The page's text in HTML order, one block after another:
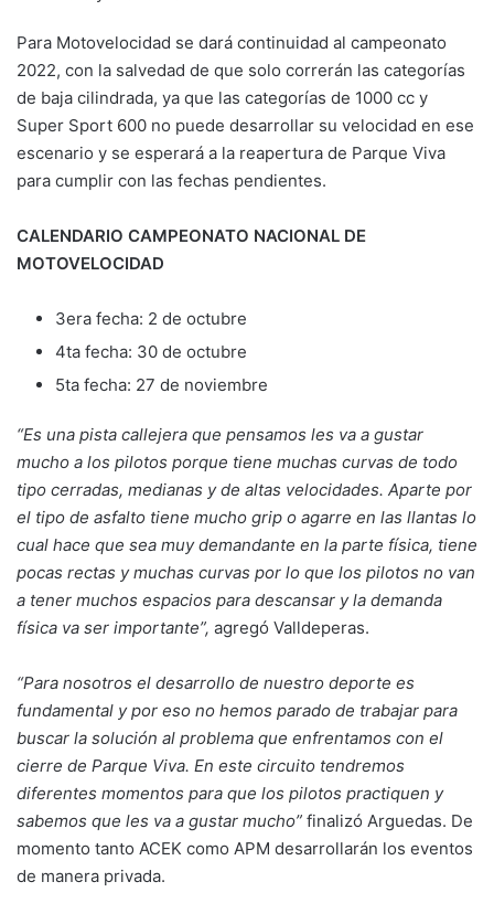
Para Motovelocidad se dará continuidad al campeonato
2022, con la salvedad de que solo correrán las categorías
de baja cilindrada, ya que las categorías de 1000 cc y
Super Sport 600 no puede desarrollar su velocidad en ese
escenario y se esperará a la reapertura de Parque Viva
para cumplir con las fechas pendientes.
CALENDARIO CAMPEONATO NACIONAL DE
MOTOVELOCIDAD
3era fecha: 2 de octubre
4ta fecha: 30 de octubre
5ta fecha: 27 de noviembre
“Es una pista callejera que pensamos les va a gustar
mucho a los pilotos porque tiene muchas curvas de todo
tipo cerradas, medianas y de altas velocidades. Aparte por
el tipo de asfalto tiene mucho grip o agarre en las llantas lo
cual hace que sea muy demandante en la parte física, tiene
pocas rectas y muchas curvas por lo que los pilotos no van
a tener muchos espacios para descansar y la demanda
física va ser importante”, agregó Valldeperas.
“Para nosotros el desarrollo de nuestro deporte es
fundamental y por eso no hemos parado de trabajar para
buscar la solución al problema que enfrentamos con el
cierre de Parque Viva. En este circuito tendremos
diferentes momentos para que los pilotos practiquen y
sabemos que les va a gustar mucho” finalizó Arguedas. De
momento tanto ACEK como APM desarrollarán los eventos
de manera privada.